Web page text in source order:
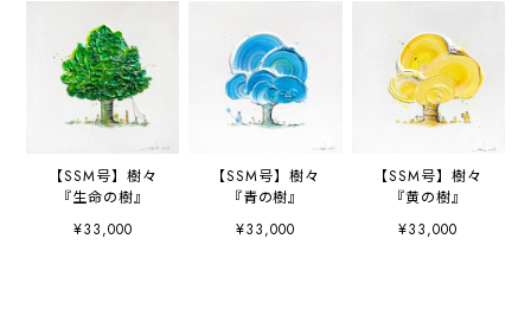
【SSM号】樹々
『生命の樹』
¥33,000
【SSM号】樹々
『青の樹』
¥33,000
【SSM号】樹々
『黄の樹』
¥33,000